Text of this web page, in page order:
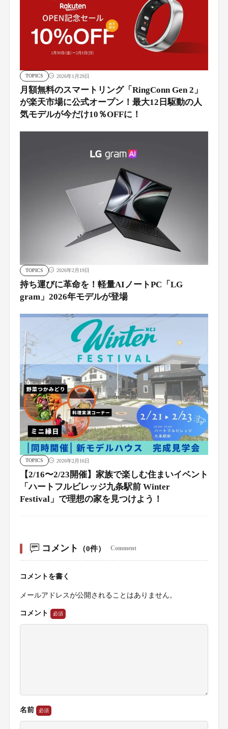
TOPICS 2026年1月29日
月額無料のスマートリング「RingConn Gen 2」
が楽天市場に公式オープン！最大12日駆動の人
気モデルが今だけ10％OFFに！
TOPICS 2026年2月19日
持ち運びに革命を！軽量AIノートPC「LG
gram」2026年モデルが登場
TOPICS 2026年2月16日
【2/16〜2/23開催】家族で楽しむ住まいイベント
「ハートフルビレッジ九条駅前 Winter
Festival」で理想の家を見つけよう！
コメント （0件） Comment
コメントを書く
メールアドレスが公開されることはありません。
コメント
名前